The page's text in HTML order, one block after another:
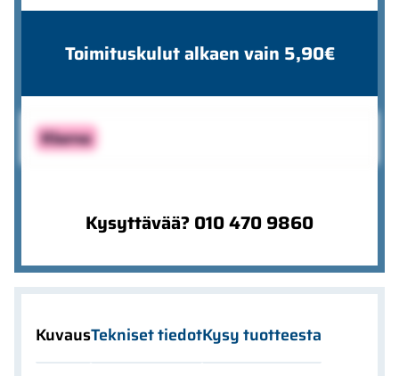
Toimituskulut alkaen vain 5,90€
Kysyttävää? 010 470 9860
KuvausTekniset tiedotKysy tuotteesta